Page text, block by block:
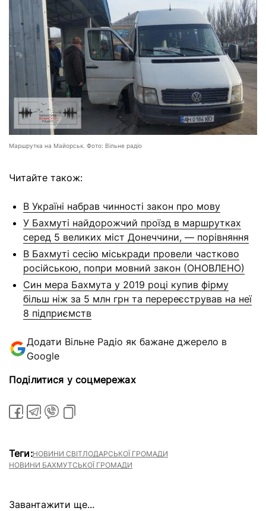
Маршрутка на Майорськ. Фото: Вільне радіо
Читайте також:
В Україні набрав чинності закон про мову
У Бахмуті найдорожчий проїзд в маршрутках
серед 5 великих міст Донеччини, — порівняння
В Бахмуті сесію міськради провели частково
російською, попри мовний закон (ОНОВЛЕНО)
Син мера Бахмута у 2019 році купив фірму
більш ніж за 5 млн грн та перереєстрував на неї
8 підприємств
Додати Вільне Радіо як бажане джерело в
Google
Поділитися у соцмережах
Теги:НОВИНИ СВІТЛОДАРСЬКОЇ ГРОМАДИ
НОВИНИ БАХМУТСЬКОЇ ГРОМАДИ
Завантажити ще...